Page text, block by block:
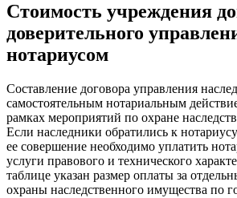
Стоимость учреждения
доверительного
нотариусом
Составление договора управления
самостоятельным нотариальным
рамках мероприятий по охране
Если наследники обратились к
ее совершение необходимо уплатить
услуги правового и технического
таблице указан размер оплаты за
охраны наследственного имущества по